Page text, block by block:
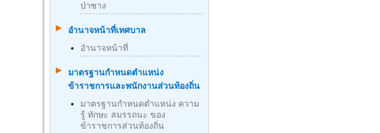
ป่าซาง
อำนาจหน้าที่เทศบาล
อำนาจหน้าที่
มาตรฐานกําหนดตําแหน่ง
ข้าราชการและพนักงานส่วนท้องถิ่น
มาตรฐานกำหนดตำแหน่ง ความ
รู้ ทักษะ สมรรถนะ ของ
ข้าราชการส่วนท้องถิ่น